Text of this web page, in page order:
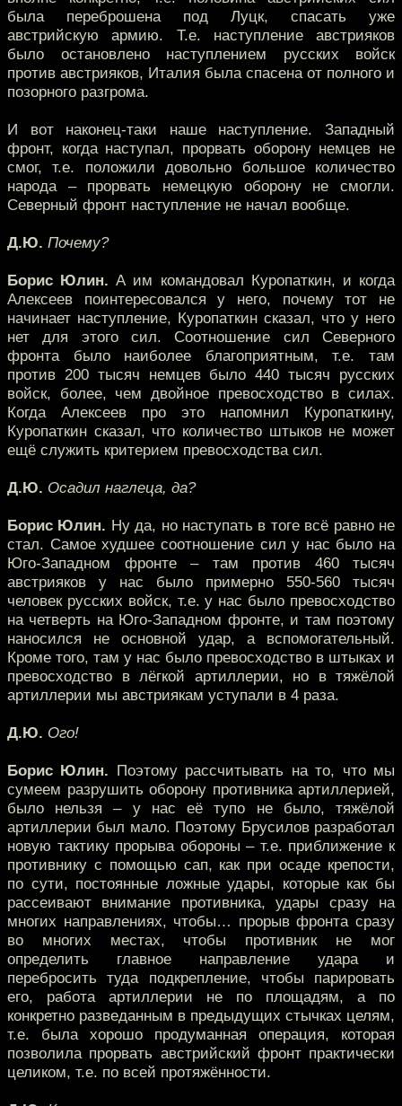
была переброшена под Луцк, спасать уже
австрийскую армию. Т.е. наступление австрияков
было остановлено наступлением русских войск
против австрияков, Италия была спасена от полного и
позорного разгрома.
И вот наконец-таки наше наступление. Западный
фронт, когда наступал, прорвать оборону немцев не
смог, т.е. положили довольно большое количество
народа – прорвать немецкую оборону не смогли.
Северный фронт наступление не начал вообще.
Д.Ю. Почему?
Борис Юлин. А им командовал Куропаткин, и когда
Алексеев поинтересовался у него, почему тот не
начинает наступление, Куропаткин сказал, что у него
нет для этого сил. Соотношение сил Северного
фронта было наиболее благоприятным, т.е. там
против 200 тысяч немцев было 440 тысяч русских
войск, более, чем двойное превосходство в силах.
Когда Алексеев про это напомнил Куропаткину,
Куропаткин сказал, что количество штыков не может
ещё служить критерием превосходства сил.
Д.Ю. Осадил наглеца, да?
Борис Юлин. Ну да, но наступать в тоге всё равно не
стал. Самое худшее соотношение сил у нас было на
Юго-Западном фронте – там против 460 тысяч
австрияков у нас было примерно 550-560 тысяч
человек русских войск, т.е. у нас было превосходство
на четверть на Юго-Западном фронте, и там поэтому
наносился не основной удар, а вспомогательный.
Кроме того, там у нас было превосходство в штыках и
превосходство в лёгкой артиллерии, но в тяжёлой
артиллерии мы австриякам уступали в 4 раза.
Д.Ю. Ого!
Борис Юлин. Поэтому рассчитывать на то, что мы
сумеем разрушить оборону противника артиллерией,
было нельзя – у нас её тупо не было, тяжёлой
артиллерии был мало. Поэтому Брусилов разработал
новую тактику прорыва обороны – т.е. приближение к
противнику с помощью сап, как при осаде крепости,
по сути, постоянные ложные удары, которые как бы
рассеивают внимание противника, удары сразу на
многих направлениях, чтобы… прорыв фронта сразу
во многих местах, чтобы противник не мог
определить главное направление удара и
перебросить туда подкрепление, чтобы парировать
его, работа артиллерии не по площадям, а по
конкретно разведанным в предыдущих стычках целям,
т.е. была хорошо продуманная операция, которая
позволила прорвать австрийский фронт практически
целиком, т.е. по всей протяжённости.